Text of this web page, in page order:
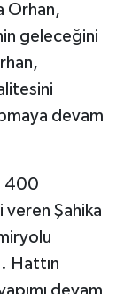
Orhan,
geleceğini
devam
400
veren Şahika
Hattın